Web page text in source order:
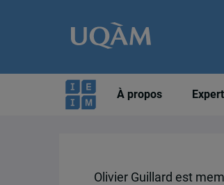
À propos
Olivier Guillard est